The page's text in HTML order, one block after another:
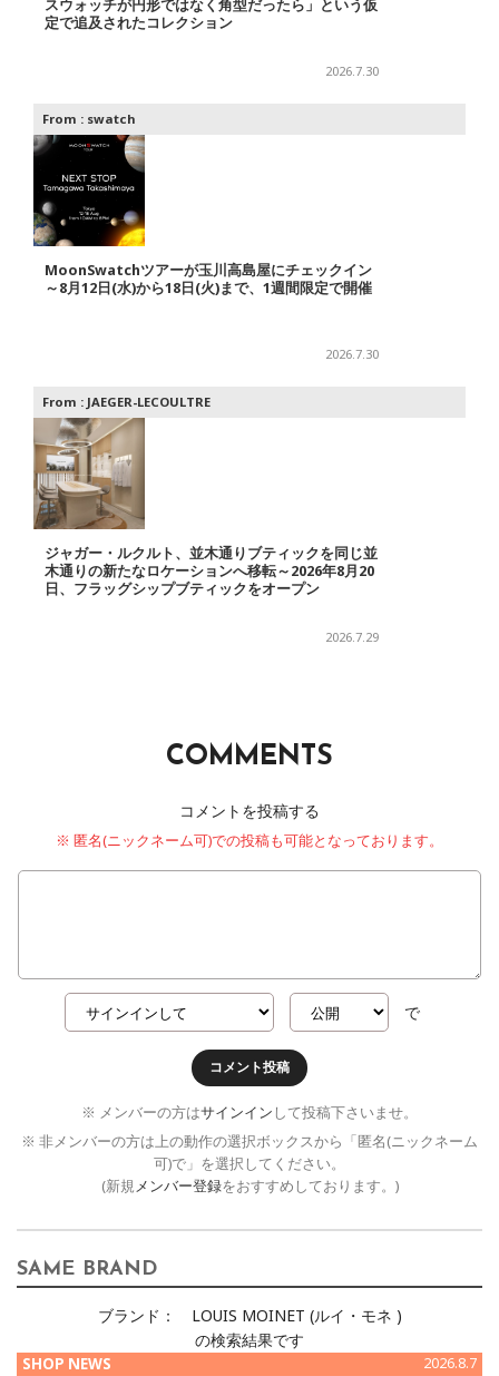
スウォッチが円形ではなく角型だったら」という仮
定で追及されたコレクション
2026.7.30
From : swatch
MoonSwatchツアーが玉川高島屋にチェックイン
～8月12日(水)から18日(火)まで、1週間限定で開催
2026.7.30
From : JAEGER-LECOULTRE
ジャガー・ルクルト、並木通りブティックを同じ並
木通りの新たなロケーションへ移転～2026年8月20
日、フラッグシップブティックをオープン
2026.7.29
COMMENTS
コメントを投稿する
※ 匿名(ニックネーム可)での投稿も可能となっております。
で
コメント投稿
※ メンバーの方はサインイン して投稿下さいませ。
※ 非メンバーの方は上の動作の選択ボックスから「匿名(ニックネーム
可)で」を選択してください。
(新規メンバー登録をおすすめしております。)
SAME BRAND
ブランド：
LOUIS MOINET (ルイ・モネ )
の検索結果です
SHOP NEWS 2026.8.7